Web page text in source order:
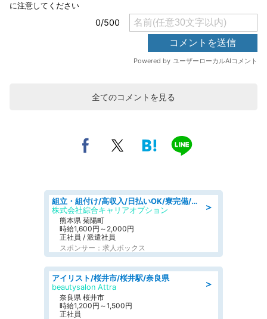
全てのコメントを見る
＞
組立・組付け/高収入/日払いOK/寮完備/交替制/20・30・40代活躍中
株式会社綜合キャリアオプション
熊本県 菊陽町
時給1,600円～2,000円
正社員 / 派遣社員
スポンサー：求人ボックス
＞
アイリスト/桜井市/桜井駅/奈良県
beautysalon Attra
奈良県 桜井市
時給1,200円～1,500円
正社員